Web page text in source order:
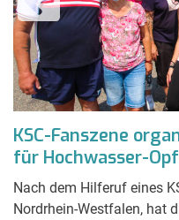
KSC-Fanszene
für Hochwasser-
Nach dem Hilferuf eines
Nordrhein-Westfalen, hat